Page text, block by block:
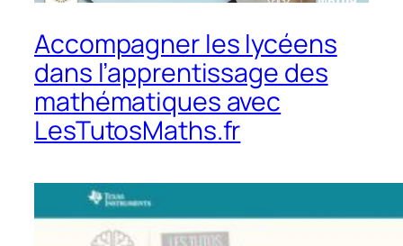
Accompagner les lycéens
dans l’apprentissage des
mathématiques avec
LesTutosMaths.fr